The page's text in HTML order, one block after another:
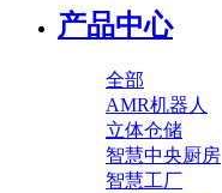
产品中心
全部
AMR机器人
立体仓储
智慧中央厨房
智慧工厂